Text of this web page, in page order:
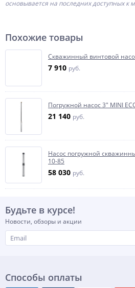
основывается на последних доступных к
Похожие товары
Скважинный винтовой
7 910 руб.
Погружной насос 3" MINI
21 140 руб.
Насос погружной
10-85
58 030 руб.
Будьте в курсе!
Новости, обзоры и акции
Способы оплаты